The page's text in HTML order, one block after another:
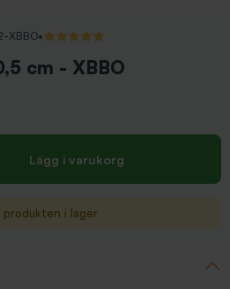
XBBO•5/5 (1 recensioner)
cm - XBBO
Lägg i varukorg
produkten i lager